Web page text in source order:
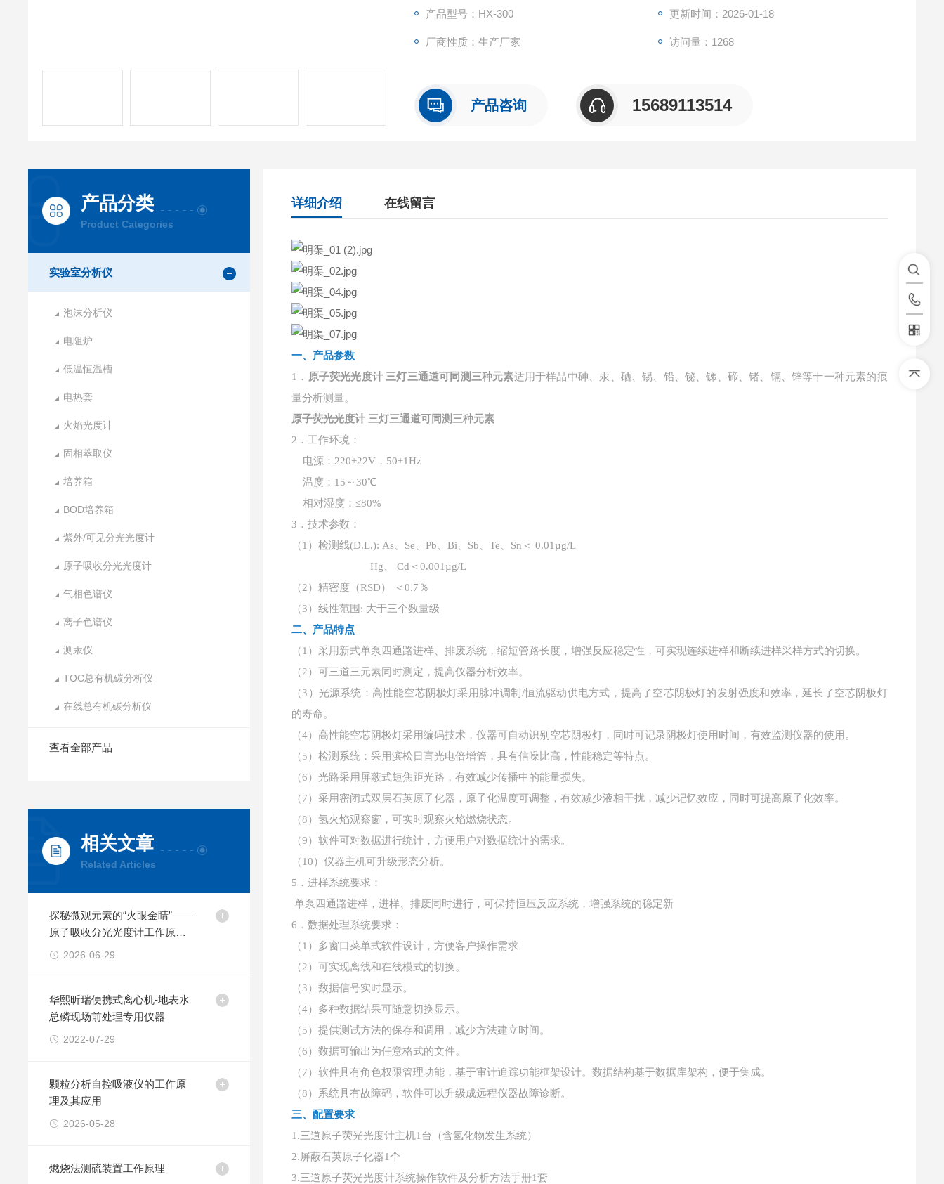
产品型号：HX-300 更新时间：2026-01-18
厂商性质：生产厂家 访问量：1268
产品咨询 15689113514
产品分类
Product Categories
实验室分析仪
泡沫分析仪
电阻炉
低温恒温槽
电热套
火焰光度计
固相萃取仪
培养箱
BOD培养箱
紫外/可见分光光度计
原子吸收分光光度计
气相色谱仪
离子色谱仪
测汞仪
TOC总有机碳分析仪
在线总有机碳分析仪
查看全部产品
相关文章
Related Articles
探秘微观元素的“火眼金睛”——
原子吸收分光光度计工作原理
浅析2026-06-29
华熙昕瑞便携式离心机-地表水
总磷现场前处理专用仪器
2022-07-29
颗粒分析自控吸液仪的工作原
理及其应用
2026-05-28
燃烧法测硫装置工作原理
详细介绍 在线留言
一、 产品参数
1． 原子荧光光度计 三灯三通道可同测三种元素适用于样品中砷、汞、硒、锡、铅、铋、锑、碲、锗、镉、锌等十一种元素的痕
量分析测量。
原子荧光光度计 三灯三通道可同测三种元素
2．工作环境：
电源： 220±22V，50±1Hz
温度： 15～30℃
相对湿度： ≤80%
3．技术参数：
（1）检测线(D.L.): As、Se、Pb、Bi、Sb、Te、Sn＜ 0.01µg/L
Hg、 Cd＜0.001µg/L
（2）精密度（RSD） ＜0.7％
（3）线性范围: 大于三个数量级
二、产品特点
（1）采用新式单泵四通路进样、排废系统，缩短管路长度，增强反应稳定性，可实现连续进样和断续进样采样方式的切换。
（2）可三道三元素同时测定，提高仪器分析效率。
（3）光源系统：高性能空芯阴极灯采用脉冲调制/恒流驱动供电方式，提高了空芯阴极灯的发射强度和效率，延长了空芯阴极灯
的寿命。
（4）高性能空芯阴极灯采用编码技术，仪器可自动识别空芯阴极灯，同时可记录阴极灯使用时间，有效监测仪器的使用。
（5）检测系统：采用滨松日盲光电倍增管，具有信噪比高，性能稳定等特点。
（6）光路采用屏蔽式短焦距光路，有效减少传播中的能量损失。
（7）采用密闭式双层石英原子化器，原子化温度可调整，有效减少液相干扰，减少记忆效应，同时可提高原子化效率。
（8）氢火焰观察窗，可实时观察火焰燃烧状态。
（9）软件可对数据进行统计，方便用户对数据统计的需求。
（10）仪器主机可升级形态分析。
5．进样系统要求：
单泵四通路进样，进样、排废同时进行，可保持恒压反应系统，增强系统的稳定新
6．数据处理系统要求：
（1）多窗口菜单式软件设计，方便客户操作需求
（2）可实现离线和在线模式的切换。
（3）数据信号实时显示。
（4）多种数据结果可随意切换显示。
（5）提供测试方法的保存和调用，减少方法建立时间。
（6）数据可输出为任意格式的文件。
（7）软件具有角色权限管理功能，基于审计追踪功能框架设计。数据结构基于数据库架构，便于集成。
（8）系统具有故障码，软件可以升级成远程仪器故障诊断。
三、配置要求
1.三道原子荧光光度计主机1台（含氢化物发生系统）
2.屏蔽石英原子化器1个
3.三道原子荧光光度计系统操作软件及分析方法手册1套